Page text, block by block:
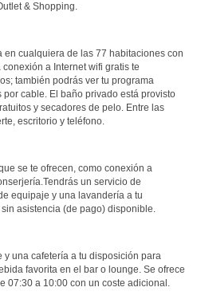
& Shopping.
en cualquiera de las 77 habitaciones con
a Internet wifi gratis te
también podrás ver tu programa
cable. El baño privado está provisto
y secadores de pelo. Entre las
escritorio y teléfono.
se te ofrecen, como conexión a
un servicio de
equipaje y una lavandería a tu
asistencia (de pago) disponible.
y una cafetería a tu disposición para
favorita en el bar o lounge. Se ofrece
07:30 a 10:00 con un coste adicional.